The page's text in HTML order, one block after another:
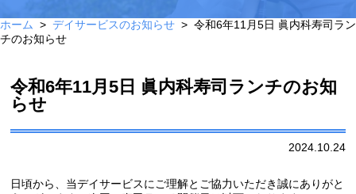
ホーム > デイサービスのお知らせ > 令和6年11月5日 眞内科寿司ラン
チのお知らせ
令和6年11月5日 眞内科寿司ランチのお知
らせ
2024.10.24
日頃から、当デイサービスにご理解とご協力いただき誠にありがと